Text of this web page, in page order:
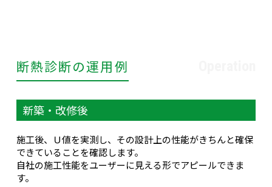
断熱診断の運用例
新築・改修後
施工後、Ｕ値を実測し、その設計上の性能がきちんと確保
できていることを確認します。
自社の施工性能をユーザーに見える形でアピールできま
す。